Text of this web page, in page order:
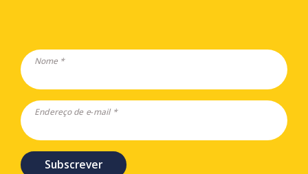
Nome *
Endereço de e-mail *
Subscrever